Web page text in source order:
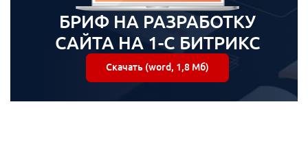
БРИФ НА РАЗРАБОТКУ
САЙТА НА 1-С БИТРИКС
Скачать (word, 1,8 Мб)